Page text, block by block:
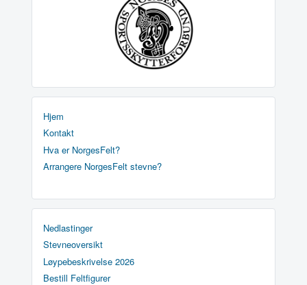
Hjem
Kontakt
Hva er NorgesFelt?
Arrangere NorgesFelt stevne?
Nedlastinger
Stevneoversikt
Løypebeskrivelse 2026
Bestill Feltfigurer